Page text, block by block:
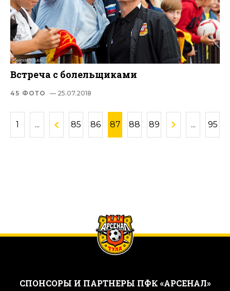
Встреча с болельщиками
45 ФОТО — 25.07.2018
1 ... 85 86 87 88 89 ... 95
CПОНСОРЫ И ПАРТНЕРЫ ПФК «АРСЕНАЛ»